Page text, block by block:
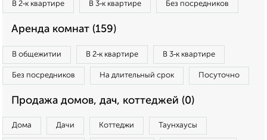
В 2‑к квартире В 3‑к квартире Без посредников
Аренда комнат (159)
В общежитии В 2‑к квартире В 3‑к квартире
Без посредников На длительный срок Посуточно
Продажа домов, дач, коттеджей (0)
Дома Дачи Коттеджи Таунхаусы